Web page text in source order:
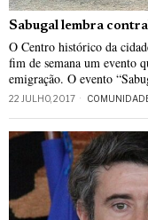
Sabugal lembra
O Centro histórico da
fim de semana um evento
emigração. O evento
22 JULHO, 2017